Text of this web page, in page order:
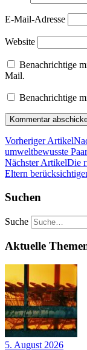
E-Mail-Adresse
Website
Benachrichtige
Mail.
Benachrichtige
Vorheriger Artikel
umweltbewusste
Nächster ArtikelDie
Eltern
Suchen
Suche
Aktuelle
5. August 2026